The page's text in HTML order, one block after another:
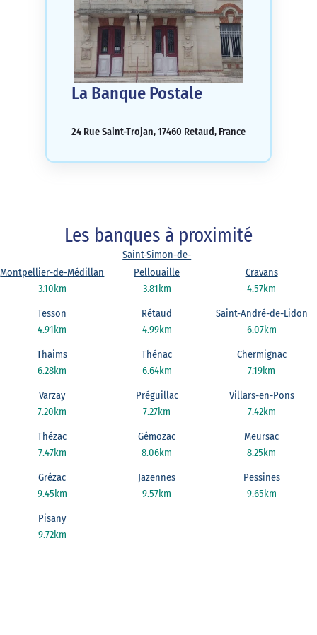
La Banque Postale
24 Rue Saint-Trojan, 17460 Retaud, France
Les banques à proximité
3.10km
Montpellier-de-Médillan
3.81km
Saint-Simon-de-
Pellouaille
4.57km
Cravans
4.91km
Tesson
4.99km
Rétaud
6.07km
Saint-André-de-Lidon
6.28km
Thaims
6.64km
Thénac
7.19km
Chermignac
7.20km
Varzay
7.27km
Préguillac
7.42km
Villars-en-Pons
7.47km
Thézac
8.06km
Gémozac
8.25km
Meursac
9.45km
Grézac
9.57km
Jazennes
9.65km
Pessines
9.72km
Pisany